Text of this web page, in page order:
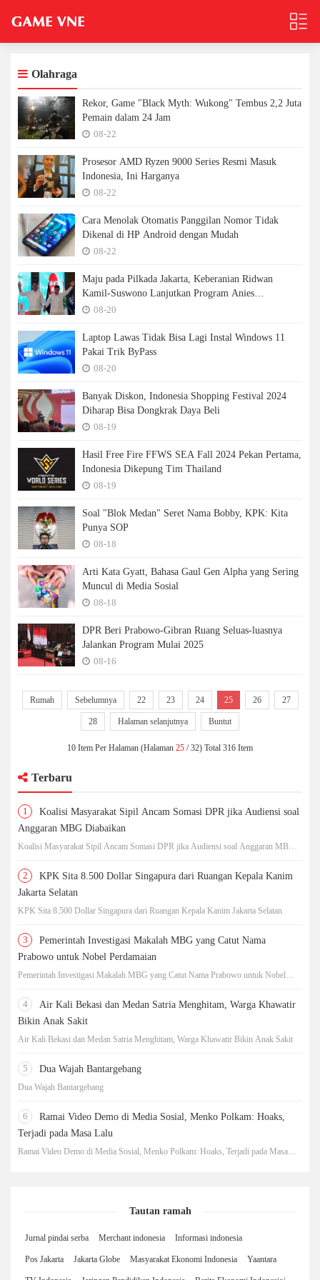
Olahraga
Rekor, Game "Black Myth: Wukong" Tembus 2,2 Juta
Pemain dalam 24 Jam
08-22
Prosesor AMD Ryzen 9000 Series Resmi Masuk
Indonesia, Ini Harganya
08-22
Cara Menolak Otomatis Panggilan Nomor Tidak
Dikenal di HP Android dengan Mudah
08-22
Maju pada Pilkada Jakarta, Keberanian Ridwan
Kamil-Suswono Lanjutkan Program Anies
Dipertanyakan
08-20
Laptop Lawas Tidak Bisa Lagi Instal Windows 11
Pakai Trik ByPass
08-20
Banyak Diskon, Indonesia Shopping Festival 2024
Diharap Bisa Dongkrak Daya Beli
08-19
Hasil Free Fire FFWS SEA Fall 2024 Pekan Pertama,
Indonesia Dikepung Tim Thailand
08-19
Soal "Blok Medan" Seret Nama Bobby, KPK: Kita
Punya SOP
08-18
Arti Kata Gyatt, Bahasa Gaul Gen Alpha yang Sering
Muncul di Media Sosial
08-18
DPR Beri Prabowo-Gibran Ruang Seluas-luasnya
Jalankan Program Mulai 2025
08-16
Rumah Sebelumnya 22 23 24 25 26 27
28 Halaman selanjutnya Buntut
10 Item Per Halaman (Halaman 25 / 32) Total 316 Item
Terbaru
1
Koalisi Masyarakat Sipil Ancam Somasi DPR jika Audiensi soal
Anggaran MBG Diabaikan
Koalisi Masyarakat Sipil Ancam Somasi DPR jika Audiensi soal Anggaran MBG
2
KPK Sita 8.500 Dollar Singapura dari Ruangan Kepala Kanim
Jakarta Selatan
KPK Sita 8.500 Dollar Singapura dari Ruangan Kepala Kanim Jakarta Selatan
3
Pemerintah Investigasi Makalah MBG yang Catut Nama
Prabowo untuk Nobel Perdamaian
Pemerintah Investigasi Makalah MBG yang Catut Nama Prabowo untuk Nobel
4
Air Kali Bekasi dan Medan Satria Menghitam, Warga Khawatir
Bikin Anak Sakit
Air Kali Bekasi dan Medan Satria Menghitam, Warga Khawatir Bikin Anak Sakit
5 Dua Wajah Bantargebang
Dua Wajah Bantargebang
6
Ramai Video Demo di Media Sosial, Menko Polkam: Hoaks,
Terjadi pada Masa Lalu
Ramai Video Demo di Media Sosial, Menko Polkam: Hoaks, Terjadi pada Masa
Tautan ramah
Jurnal pindai serba Merchant indonesia Informasi indonesia
Pos Jakarta Jakarta Globe Masyarakat Ekonomi Indonesia Yaantara